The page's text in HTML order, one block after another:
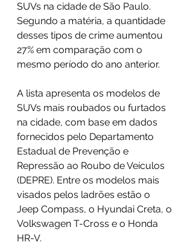
SUVs na cidade de São Paulo.
Segundo a matéria, a quantidade
desses tipos de crime aumentou
27% em comparação com o
mesmo período do ano anterior.
A lista apresenta os modelos de
SUVs mais roubados ou furtados
na cidade, com base em dados
fornecidos pelo Departamento
Estadual de Prevenção e
Repressão ao Roubo de Veículos
(DEPRE). Entre os modelos mais
visados pelos ladrões estão o
Jeep Compass, o Hyundai Creta, o
Volkswagen T-Cross e o Honda
HR-V.